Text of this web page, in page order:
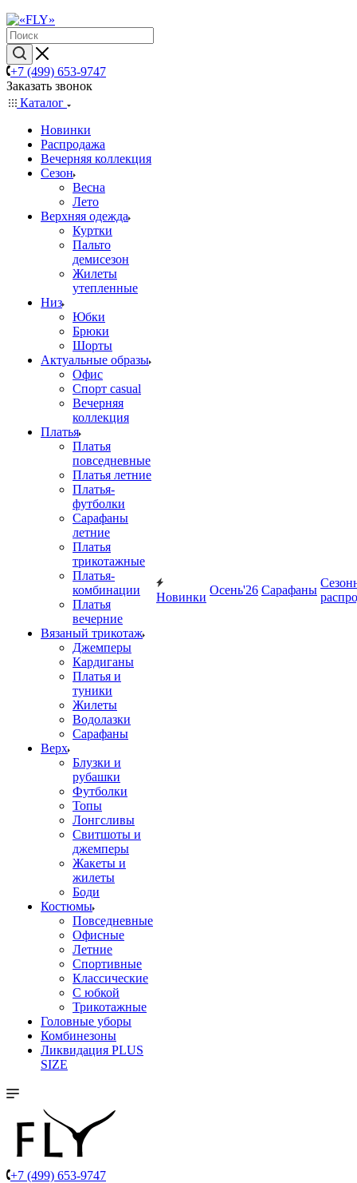
+7 (499) 653-9747
Заказать звонок
Каталог
Новинки
Распродажа
Вечерняя коллекция
Сезон
Весна
Лето
Верхняя одежда
Куртки
Пальто
демисезон
Жилеты
утепленные
Низ
Юбки
Брюки
Шорты
Актуальные образы
Офис
Спорт casual
Вечерняя
коллекция
Платья
Платья
повседневные
Платья летние
Платья-
футболки
Сарафаны
летние
Платья
трикотажные
Платья-
комбинации
Платья
вечерние
Вязаный трикотаж
Джемперы
Кардиганы
Платья и
туники
Жилеты
Водолазки
Сарафаны
Верх
Блузки и
рубашки
Футболки
Топы
Лонгсливы
Свитшоты и
джемперы
Жакеты и
жилеты
Боди
Костюмы
Повседневные
Офисные
Летние
Спортивные
Классические
С юбкой
Трикотажные
Головные уборы
Комбинезоны
Ликвидация PLUS
SIZE
Новинки
Осень'26 Сарафаны
+7 (499) 653-9747